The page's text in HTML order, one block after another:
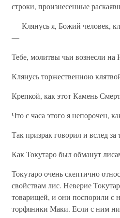
строки, произнесенные
— Клянусь я, Божий человек,
—
Тебе, молитвы чьи вознесли на
Клянусь торжественною
Крепкой, как этот Камень
Что с часа этого я непорочен,
Так призрак говорил и вслед за
Как Токутаро был обманут
Токутаро очень скептично
свойствам лис. Неверие
товарищей, и они поспорили с
торфяники Маки. Если с ним